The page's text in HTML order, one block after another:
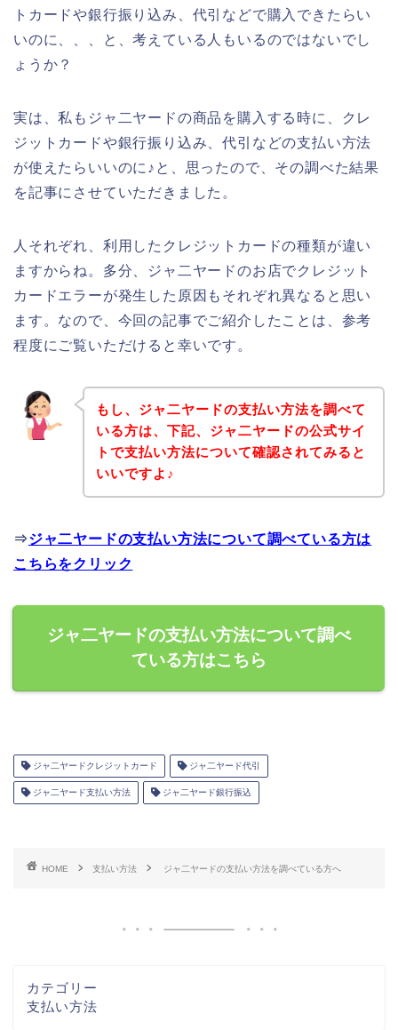
トカードや銀行振り込み、代引などで購入できたらい
いのに、、、と、考えている人もいるのではないでし
ょうか？
実は、私もジャ二ヤードの商品を購入する時に、クレ
ジットカードや銀行振り込み、代引などの支払い方法
が使えたらいいのに♪と、思ったので、その調べた結果
を記事にさせていただきました。
人それぞれ、利用したクレジットカードの種類が違い
ますからね。多分、ジャ二ヤードのお店でクレジット
カードエラーが発生した原因もそれぞれ異なると思い
ます。なので、今回の記事でご紹介したことは、参考
程度にご覧いただけると幸いです。
もし、ジャ二ヤードの支払い方法を調べて
いる方は、下記、ジャ二ヤードの公式サイ
トで支払い方法について確認されてみると
いいですよ♪
⇒ジャ二ヤードの支払い方法について調べている方は
こちらをクリック
ジャ二ヤードの支払い方法について調べ
ている方はこちら
ジャ二ヤードクレジットカード ジャ二ヤード代引
ジャ二ヤード支払い方法 ジャ二ヤード銀行振込
HOME 支払い方法 ジャ二ヤードの支払い方法を調べている方へ
カテゴリー
支払い方法